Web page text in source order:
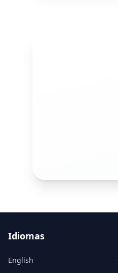
Idiomas
English